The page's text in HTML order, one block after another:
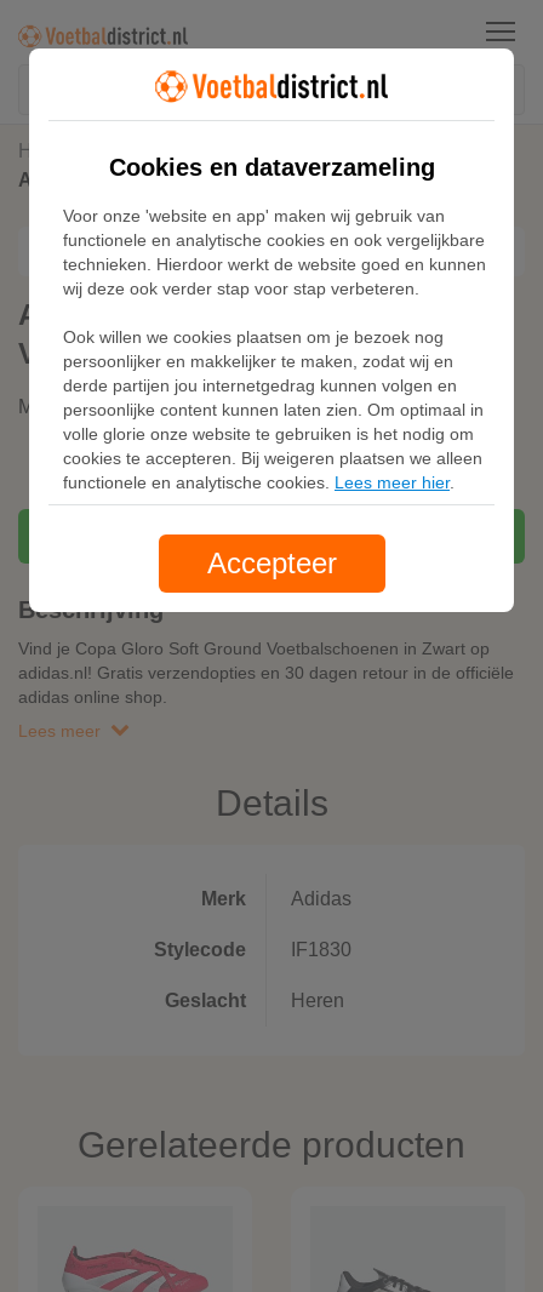
Menu
Home
Adidas Copa Gloro Soft Ground Voetbalschoenen
Adidas Copa Gloro Soft Ground
Voetbalschoenen
Merk:Adidas
Bekijken
Beschrijving
Vind je Copa Gloro Soft Ground Voetbalschoenen in Zwart op
adidas.nl! Gratis verzendopties en 30 dagen retour in de officiële
adidas online shop.
Lees meer
Details
Merk Adidas
Stylecode IF1830
Geslacht Heren
Gerelateerde producten
Cookies en dataverzameling
Voor onze 'website en app' maken wij gebruik van
functionele en analytische cookies en ook vergelijkbare
technieken. Hierdoor werkt de website goed en kunnen
wij deze ook verder stap voor stap verbeteren.
Ook willen we cookies plaatsen om je bezoek nog
persoonlijker en makkelijker te maken, zodat wij en
derde partijen jou internetgedrag kunnen volgen en
persoonlijke content kunnen laten zien. Om optimaal in
volle glorie onze website te gebruiken is het nodig om
cookies te accepteren. Bij weigeren plaatsen we alleen
functionele en analytische cookies. Lees meer hier.
Accepteer